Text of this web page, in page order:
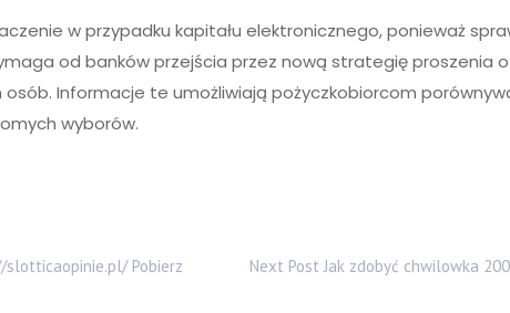
w przypadku kapitału elektronicznego, ponieważ
od banków przejścia przez nową strategię proszenia
Informacje te umożliwiają pożyczkobiorcom
wyborów.
slotticaopinie.pl/ Pobierz
Next Post Jak zdobyć chwilowka